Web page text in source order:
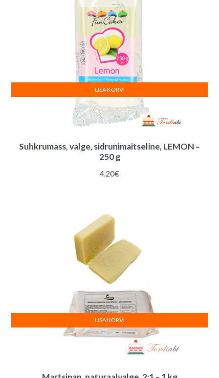
Suhkrumass, valge, sidrunimaitseline, LEMON –
250 g
4.20€
LISA KORVI
LISA KORVI